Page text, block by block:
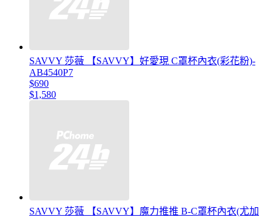
SAVVY 莎薇 【SAVVY】好愛現 C罩杯內衣(彩花粉)-
AB4540P7
$690
$1,580
SAVVY 莎薇 【SAVVY】魔力推推 B-C罩杯內衣(尤加